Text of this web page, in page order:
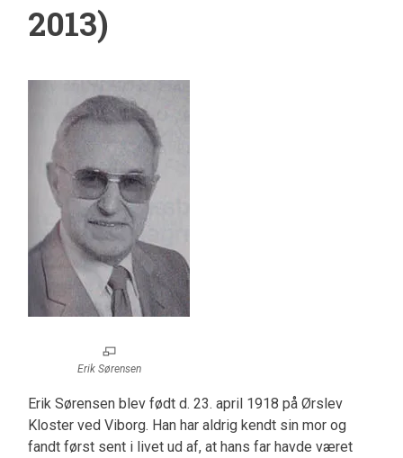
2013)
Erik Sørensen
Erik Sørensen blev født d. 23. april 1918 på Ørslev
Kloster ved Viborg. Han har aldrig kendt sin mor og
fandt først sent i livet ud af, at hans far havde været